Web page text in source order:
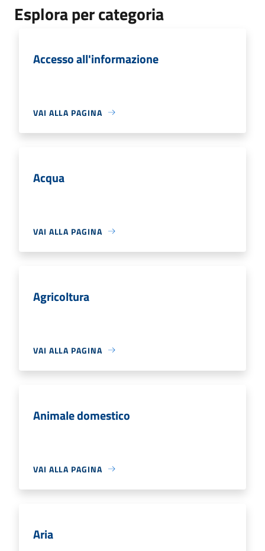
Esplora per categoria
Accesso all'informazione
VAI ALLA PAGINA
Acqua
VAI ALLA PAGINA
Agricoltura
VAI ALLA PAGINA
Animale domestico
VAI ALLA PAGINA
Aria